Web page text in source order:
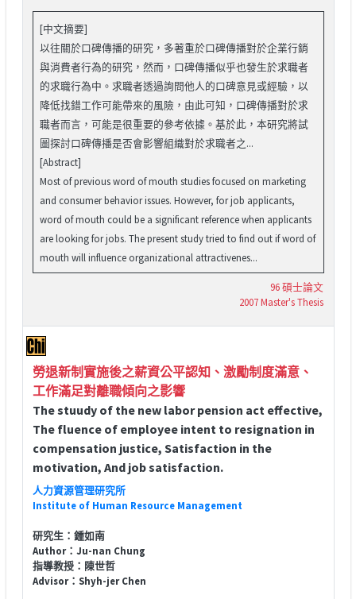
[中文摘要]
以往關於口碑傳播的研究，多著重於口碑傳播對於企業行銷
與消費者行為的研究，然而，口碑傳播似乎也發生於求職者
的求職行為中。求職者透過詢問他人的口碑意見或經驗，以
降低找錯工作可能帶來的風險，由此可知，口碑傳播對於求
職者而言，可能是很重要的參考依據。基於此，本研究將試
圖探討口碑傳播是否會影響組織對於求職者之...
[Abstract]
Most of previous word of mouth studies focused on marketing
and consumer behavior issues. However, for job applicants,
word of mouth could be a significant reference when applicants
are looking for jobs. The present study tried to find out if word of
mouth will influence organizational attractivenes...
96 碩士論文
2007 Master's Thesis
勞退新制實施後之薪資公平認知、激勵制度滿意、
工作滿足對離職傾向之影響
The stuudy of the new labor pension act effective,
The fluence of employee intent to resignation in
compensation justice, Satisfaction in the
motivation, And job satisfaction.
人力資源管理研究所
Institute of Human Resource Management
研究生：鍾如南
Author：Ju-nan Chung
指導教授：陳世哲
Advisor：Shyh-jer Chen